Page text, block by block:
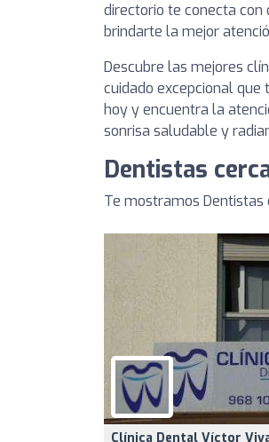
directorio te conecta
brindarte la mejor
Descubre las mejores
cuidado excepcional
hoy y encuentra la
sonrisa saludable y
Dentistas
Te mostramos Dentistas
Clínica Dental Víctor